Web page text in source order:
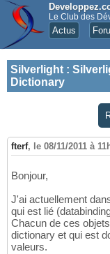
Le Club des
Actus
Silverlight :
Dictionary
fterf, le 08/11/2011 à
Bonjour,
J'ai actuellement
qui est lié
Chacun de ces
dictionary et qui est
valeurs.